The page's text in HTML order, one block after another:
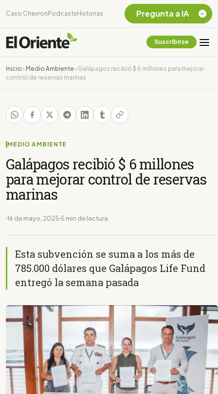
Caso Chevron Podcasts Historias
Suscribirse
Inicio › Medio Ambiente › Galápagos recibió $ 6 millones para mejorar
control de reservas marinas
MEDIO AMBIENTE
Galápagos recibió $ 6 millones
para mejorar control de reservas
marinas
16 de mayo, 2025 5 min de lectura
Esta subvención se suma a los más de
785.000 dólares que Galápagos Life Fund
entregó la semana pasada
Pregunta a IA
Chevron Ecuador